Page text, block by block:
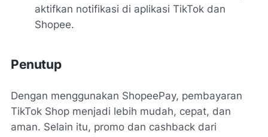
aktifkan notifikasi di aplikasi TikTok dan
Shopee.
Penutup
Dengan menggunakan ShopeePay, pembayaran
TikTok Shop menjadi lebih mudah, cepat, dan
aman. Selain itu, promo dan cashback dari